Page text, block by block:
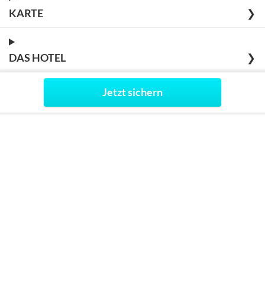
KARTE ❯
DAS HOTEL ❯
Jetzt sichern